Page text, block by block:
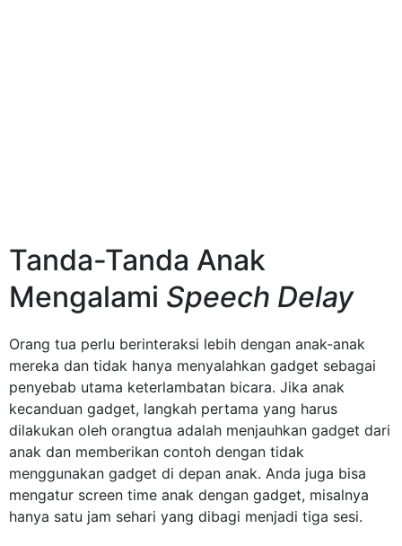
Tanda-Tanda Anak
Mengalami Speech Delay
Orang tua perlu berinteraksi lebih dengan anak-anak
mereka dan tidak hanya menyalahkan gadget sebagai
penyebab utama keterlambatan bicara. Jika anak
kecanduan gadget, langkah pertama yang harus
dilakukan oleh orangtua adalah menjauhkan gadget dari
anak dan memberikan contoh dengan tidak
menggunakan gadget di depan anak. Anda juga bisa
mengatur screen time anak dengan gadget, misalnya
hanya satu jam sehari yang dibagi menjadi tiga sesi.